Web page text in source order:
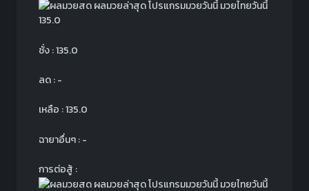
135.0
ชั่ง : 135.0
ลด : -
เหลือ : 135.0
ฉายาอื่นๆ : -
การต่อสู้ :